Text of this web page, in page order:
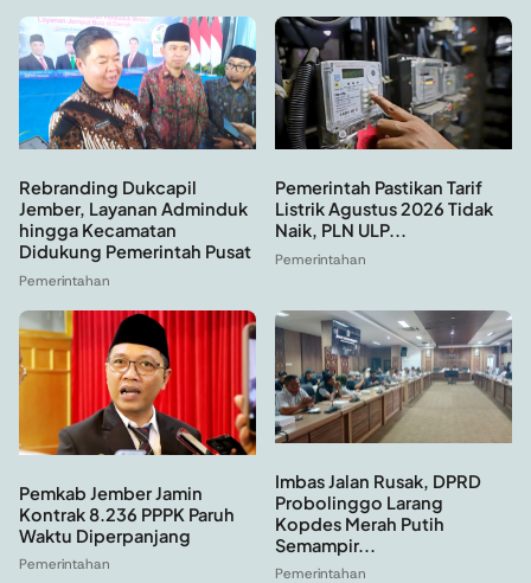
Rebranding Dukcapil
Jember, Layanan Adminduk
hingga Kecamatan
Didukung Pemerintah Pusat
Pemerintahan
Pemerintah Pastikan Tarif
Listrik Agustus 2026 Tidak
Naik, PLN ULP...
Pemerintahan
Pemkab Jember Jamin
Kontrak 8.236 PPPK Paruh
Waktu Diperpanjang
Pemerintahan
Imbas Jalan Rusak, DPRD
Probolinggo Larang
Kopdes Merah Putih
Semampir...
Pemerintahan